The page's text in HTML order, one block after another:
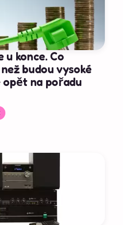
u konce. Co
budou vysoké
na pořadu